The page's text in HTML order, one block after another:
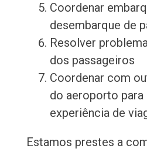
Coordenar
desembarque de
Resolver
dos passageiros
Coordenar com
do aeroporto para
experiência de
Estamos prestes a